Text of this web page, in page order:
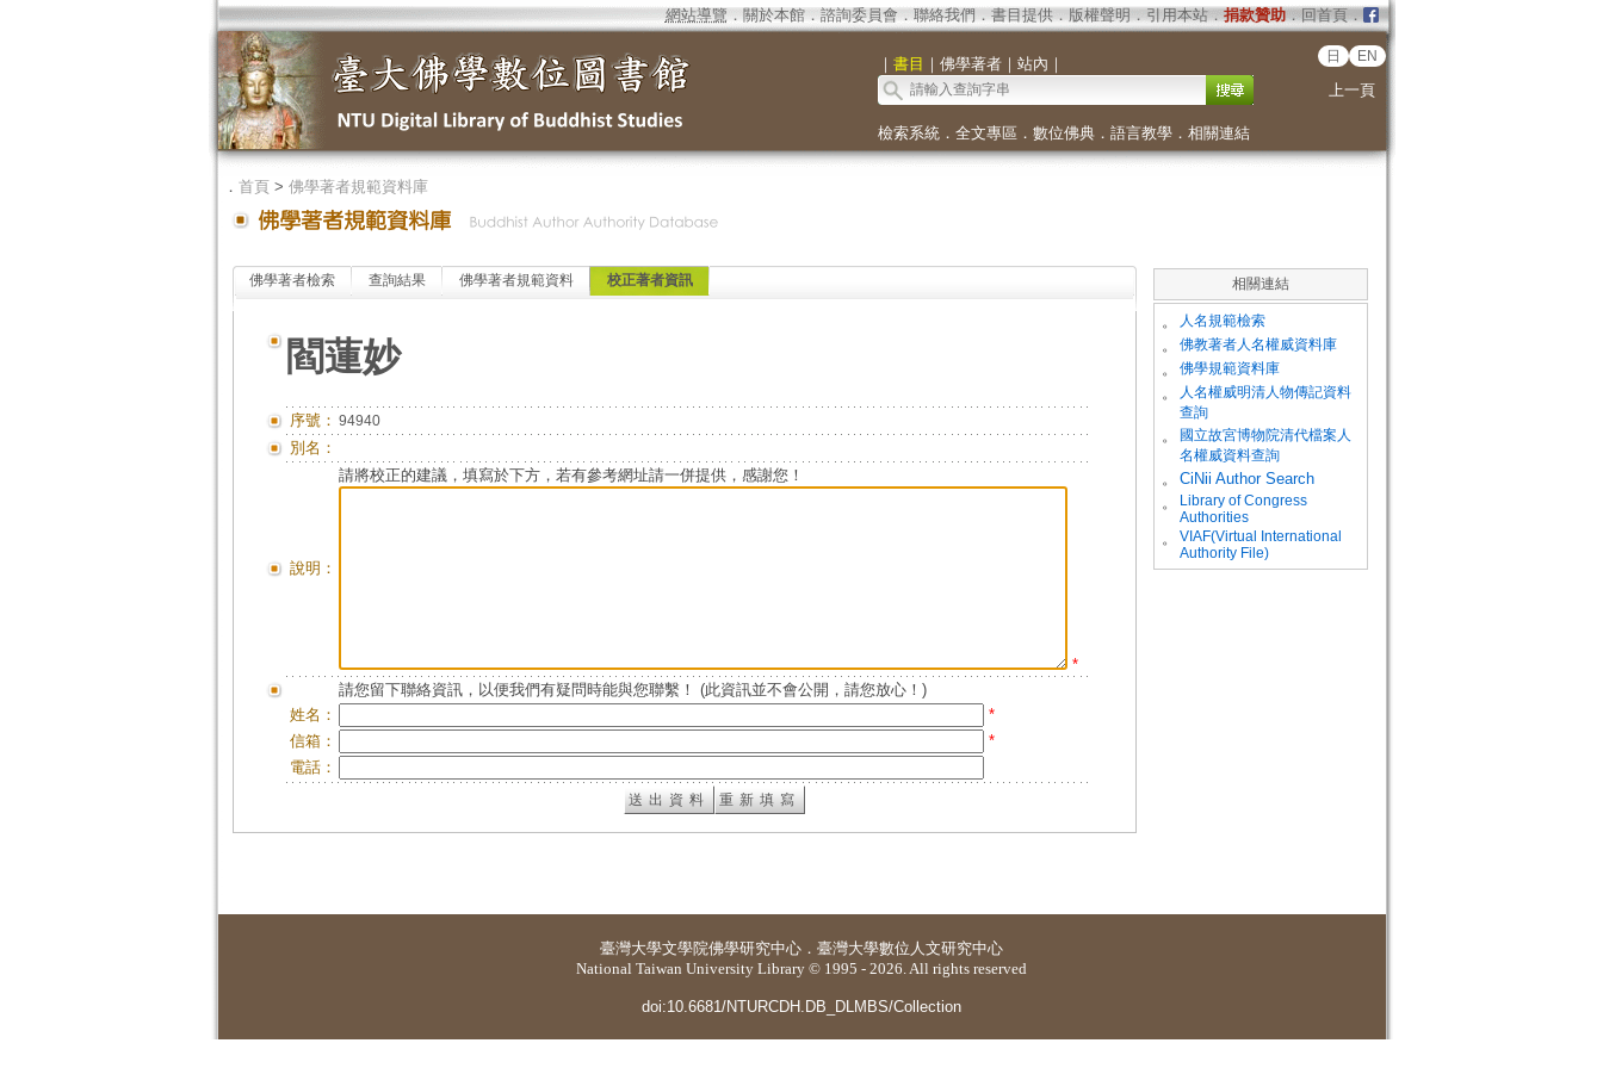
網站導覽 ． 關於本館． 諮詢委員會． 聯絡我們 ． 書目提供． 版權聲明 ． 引用本站． 捐款贊助．回首頁．
｜ 書目 ｜ 佛學著者｜ 站內 ｜ 日 EN
上一頁
檢索系統． 全文專區 ． 數位佛典． 語言教學． 相關連結
． 首頁> 佛學著者規範資料庫
佛學著者檢索 查詢結果 佛學著者規範資料 校正著者資訊
閻蓮妙
序號： 94940
別名：
說明：
請將校正的建議，填寫於下方，若有參考網址請一併提供，感謝您！
*
請您留下聯絡資訊，以便我們有疑問時能與您聯繫！ (此資訊並不會公開，請您放心！)
姓名：
*
信箱：
*
電話：
相關連結
。 人名規範檢索
。 佛教著者人名權威資料庫
。 佛學規範資料庫
。
人名權威明清人物傳記資料
查詢
。
國立故宮博物院清代檔案人
名權威資料查詢
。
CiNii Author Search
。
Library of Congress
Authorities
。
VIAF(Virtual International
Authority File)
臺灣大學文學院佛學研究中心 ． 臺灣大學數位人文研究中心
National Taiwan University Library © 1995 - 2026. All rights reserved
doi:10.6681/NTURCDH.DB_DLMBS/Collection